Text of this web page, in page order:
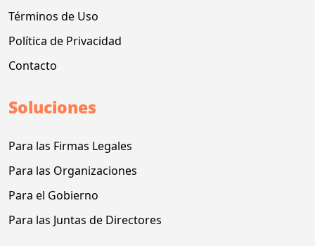
Términos de Uso
Política de Privacidad
Contacto
Soluciones
Para las Firmas Legales
Para las Organizaciones
Para el Gobierno
Para las Juntas de Directores